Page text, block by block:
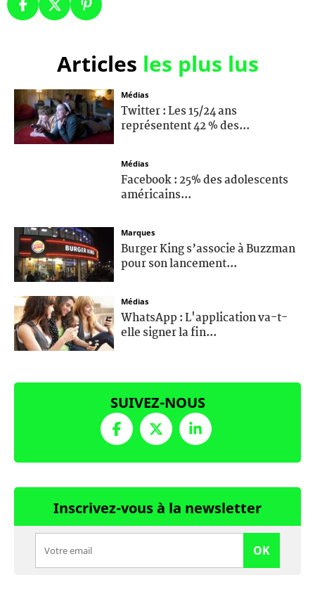
Articles les plus lus
Médias
Twitter : Les 15/24 ans
représentent 42 % des...
Médias
Facebook : 25% des adolescents
américains...
Marques
Burger King s’associe à Buzzman
pour son lancement...
Médias
WhatsApp : L'application va-t-
elle signer la fin...
SUIVEZ-NOUS
Inscrivez-vous à la newsletter
OK